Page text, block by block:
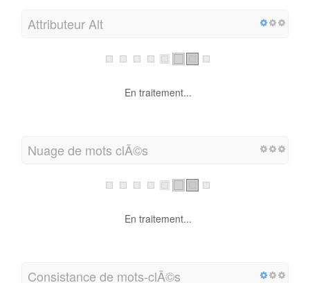
Attributeur Alt
En traitement...
Nuage de mots clÃ©s
En traitement...
Consistance de mots-clÃ©s